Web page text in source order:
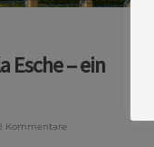
Esche – ein
Kommentare